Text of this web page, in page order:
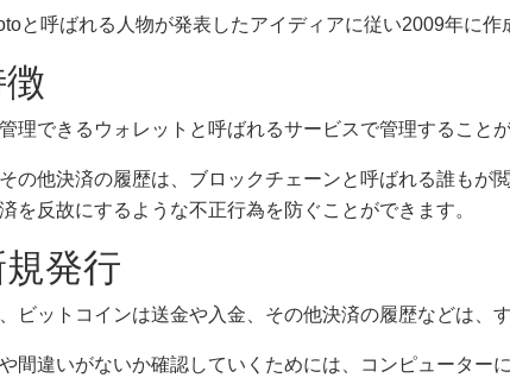
と呼ばれる人物が発表したアイディアに従い2009年に作
理できるウォレットと呼ばれるサービスで管理すること
の他決済の履歴は、ブロックチェーンと呼ばれる誰も
を反故にするような不正行為を防ぐことができます。
発行
ビットコインは送金や入金、その他決済の履歴などは、
間違いがないか確認していくためには、コンピュータ